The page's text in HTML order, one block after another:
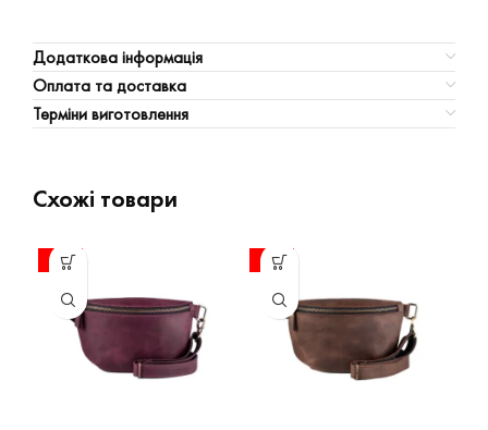
Додаткова інформація
Оплата та доставка
Терміни виготовлення
Схожі товари
-14% -14%